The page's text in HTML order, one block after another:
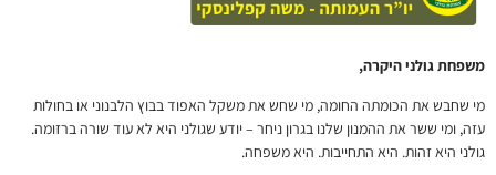
משפחת גולני היקרה,
מי שחבש את הכומתה החומה, מי שחש את משקל האפוד בבוץ הלבנוני או בחולות
עזה, ומי ששר את ההמנון שלנו בגרון ניחר – יודע שגולני היא לא עוד שורה ברזומה.
גולני היא זהות. היא התחייבות. היא משפחה.